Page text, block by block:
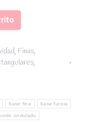
Alternative:
, Finas,
,
base fina base fucsia
ondulado